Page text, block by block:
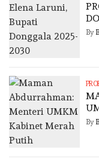
By
By